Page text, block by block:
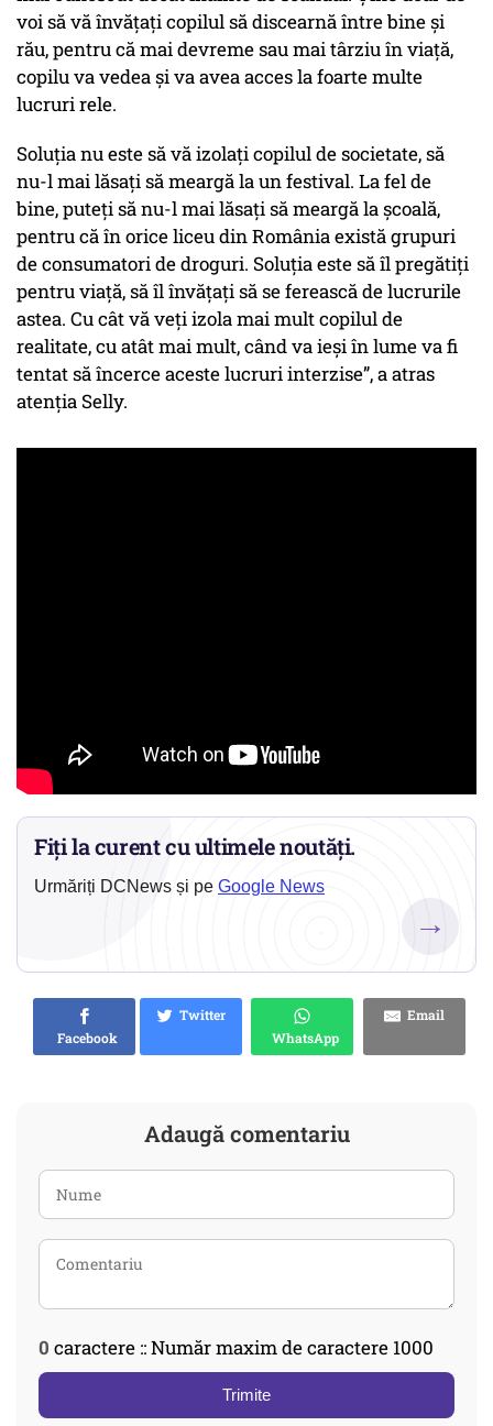
voi să vă învățați copilul să discearnă între bine și
rău, pentru că mai devreme sau mai târziu în viață,
copilu va vedea și va avea acces la foarte multe
lucruri rele.
Soluția nu este să vă izolați copilul de societate, să
nu-l mai lăsați să meargă la un festival. La fel de
bine, puteți să nu-l mai lăsați să meargă la școală,
pentru că în orice liceu din România există grupuri
de consumatori de droguri. Soluția este să îl pregătiți
pentru viață, să îl învățați să se ferească de lucrurile
astea. Cu cât vă veți izola mai mult copilul de
realitate, cu atât mai mult, când va ieși în lume va fi
tentat să încerce aceste lucruri interzise”, a atras
atenția Selly.
Fiți la curent cu ultimele noutăți.
Urmăriți DCNews și pe Google News
→
Facebook
Twitter
WhatsApp
Email
Adaugă comentariu
0 caractere :: Număr maxim de caractere 1000
Trimite